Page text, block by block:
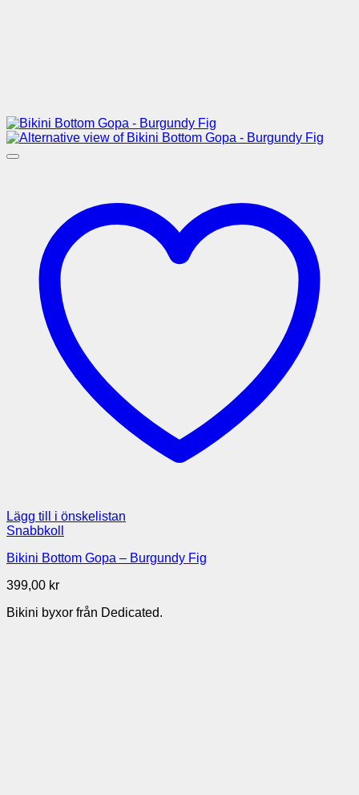
Lägg till i önskelistan
Snabbkoll
Bikini Bottom Gopa – Burgundy Fig
399,00 kr
Bikini byxor från Dedicated.